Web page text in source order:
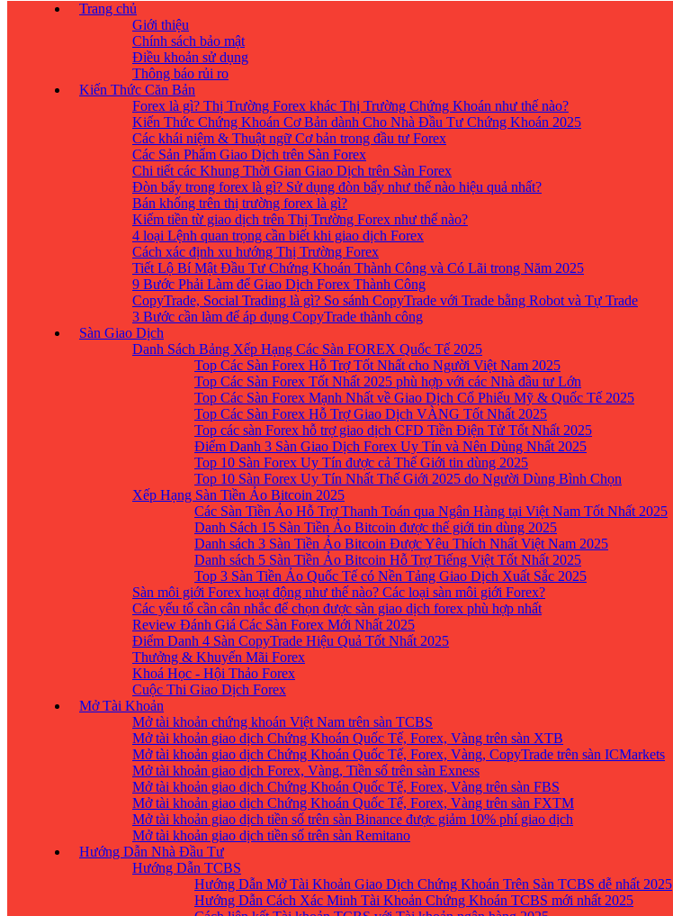
Trang chủ
Giới thiệu
Chính sách bảo mật
Điều khoản sử dụng
Thông báo rủi ro
Kiến Thức Căn Bản
Forex là gì? Thị Trường Forex khác Thị Trường Chứng Khoán như thế nào?
Kiến Thức Chứng Khoán Cơ Bản dành Cho Nhà Đầu Tư Chứng Khoán 2025
Các khái niệm & Thuật ngữ Cơ bản trong đầu tư Forex
Các Sản Phẩm Giao Dịch trên Sàn Forex
Chi tiết các Khung Thời Gian Giao Dịch trên Sàn Forex
Đòn bẩy trong forex là gì? Sử dụng đòn bẩy như thế nào hiệu quả nhất?
Bán khống trên thị trường forex là gì?
Kiếm tiền từ giao dịch trên Thị Trường Forex như thế nào?
4 loại Lệnh quan trọng cần biết khi giao dịch Forex
Cách xác định xu hướng Thị Trường Forex
Tiết Lộ Bí Mật Đầu Tư Chứng Khoán Thành Công và Có Lãi trong Năm 2025
9 Bước Phải Làm để Giao Dịch Forex Thành Công
CopyTrade, Social Trading là gì? So sánh CopyTrade với Trade bằng Robot và Tự Trade
3 Bước cần làm để áp dụng CopyTrade thành công
Sàn Giao Dịch
Danh Sách Bảng Xếp Hạng Các Sàn FOREX Quốc Tế 2025
Top Các Sàn Forex Hỗ Trợ Tốt Nhất cho Người Việt Nam 2025
Top Các Sàn Forex Tốt Nhất 2025 phù hợp với các Nhà đầu tư Lớn
Top Các Sàn Forex Mạnh Nhất về Giao Dịch Cổ Phiếu Mỹ & Quốc Tế 2025
Top Các Sàn Forex Hỗ Trợ Giao Dịch VÀNG Tốt Nhất 2025
Top các sàn Forex hỗ trợ giao dịch CFD Tiền Điện Tử Tốt Nhất 2025
Điểm Danh 3 Sàn Giao Dịch Forex Uy Tín và Nên Dùng Nhất 2025
Top 10 Sàn Forex Uy Tín được cả Thế Giới tin dùng 2025
Top 10 Sàn Forex Uy Tín Nhất Thế Giới 2025 do Người Dùng Bình Chọn
Xếp Hạng Sàn Tiền Ảo Bitcoin 2025
Các Sàn Tiền Ảo Hỗ Trợ Thanh Toán qua Ngân Hàng tại Việt Nam Tốt Nhất 2025
Danh Sách 15 Sàn Tiền Ảo Bitcoin được thế giới tin dùng 2025
Danh sách 3 Sàn Tiền Ảo Bitcoin Được Yêu Thích Nhất Việt Nam 2025
Danh sách 5 Sàn Tiền Ảo Bitcoin Hỗ Trợ Tiếng Việt Tốt Nhất 2025
Top 3 Sàn Tiền Ảo Quốc Tế có Nền Tảng Giao Dịch Xuất Sắc 2025
Sàn môi giới Forex hoạt động như thế nào? Các loại sàn môi giới Forex?
Các yếu tố cần cân nhắc để chọn được sàn giao dịch forex phù hợp nhất
Review Đánh Giá Các Sàn Forex Mới Nhất 2025
Điểm Danh 4 Sàn CopyTrade Hiệu Quả Tốt Nhất 2025
Thưởng & Khuyến Mãi Forex
Khoá Học - Hội Thảo Forex
Cuộc Thi Giao Dịch Forex
Mở Tài Khoản
Mở tài khoản chứng khoán Việt Nam trên sàn TCBS
Mở tài khoản giao dịch Chứng Khoán Quốc Tế, Forex, Vàng trên sàn XTB
Mở tài khoản giao dịch Chứng Khoán Quốc Tế, Forex, Vàng, CopyTrade trên sàn ICMarkets
Mở tài khoản giao dịch Forex, Vàng, Tiền số trên sàn Exness
Mở tài khoản giao dịch Chứng Khoán Quốc Tế, Forex, Vàng trên sàn FBS
Mở tài khoản giao dịch Chứng Khoán Quốc Tế, Forex, Vàng trên sàn FXTM
Mở tài khoản giao dịch tiền số trên sàn Binance được giảm 10% phí giao dịch
Mở tài khoản giao dịch tiền số trên sàn Remitano
Hướng Dẫn Nhà Đầu Tư
Hướng Dẫn TCBS
Hướng Dẫn Mở Tài Khoản Giao Dịch Chứng Khoán Trên Sàn TCBS dễ nhất 2025
Hướng Dẫn Cách Xác Minh Tài Khoản Chứng Khoán TCBS mới nhất 2025